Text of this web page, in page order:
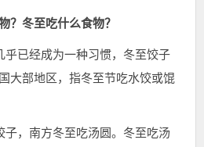
？冬至吃什么食物？
乎已经成为一种习惯，冬至饺子
大部地区，指冬至节吃水饺或馄
，南方冬至吃汤圆。冬至吃汤